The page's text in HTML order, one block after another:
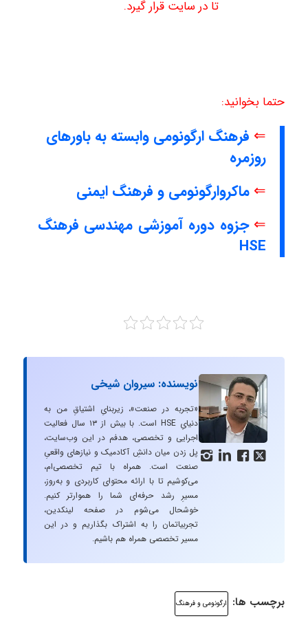
تا در سایت قرار گیرد.
حتما بخوانید:
⇐ فرهنگ ارگونومی وابسته به باورهای
روزمره
⇐ ماکروارگونومی و فرهنگ ایمنی
⇐جزوه دوره آموزشی مهندسی فرهنگ
HSE
   
نویسنده: سیروان شیخی
«تجربه در صنعت»، زیربنایِ اشتیاقِ من به
دنیایِ HSE است. با بیش از ۱۳ سال فعالیت
اجرایی و تخصصی، هدفم در این وب‌سایت،
پل زدن میان دانشِ آکادمیک و نیازهای واقعیِ
صنعت است. همراه با تیم تخصصی‌ام،
می‌کوشیم تا با ارائه محتوای کاربردی و به‌روز،
مسیرِ رشد حرفه‌ای شما را هموارتر کنیم.
خوشحال می‌شوم در صفحه لینکدین،
تجربیاتمان را به اشتراک بگذاریم و در این
مسیر تخصصی همراه هم باشیم.
برچسب ها: ارگونومی و فرهنگ